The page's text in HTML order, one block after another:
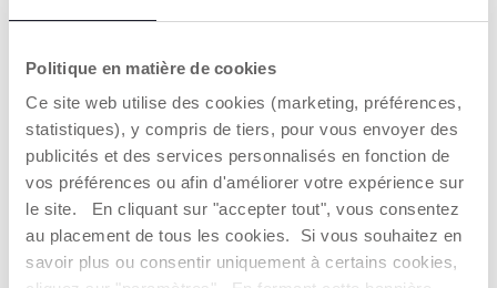
Politique en matière de cookies
Ce site web utilise des cookies (marketing, préférences,
statistiques), y compris de tiers, pour vous envoyer des
publicités et des services personnalisés en fonction de
vos préférences ou afin d'améliorer votre expérience sur
le site. En cliquant sur "accepter tout", vous consentez
au placement de tous les cookies. Si vous souhaitez en
savoir plus ou consentir uniquement à certains cookies,
Lot de bodys
13,99 €
AJOUTER
Lot de bodys
29,99 €
AJOUTER